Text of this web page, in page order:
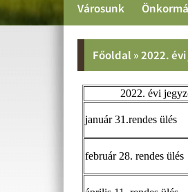
Városunk
Főoldal »2022.
2022. évi
január 31.rendes ülés
február 28. rendes ülés